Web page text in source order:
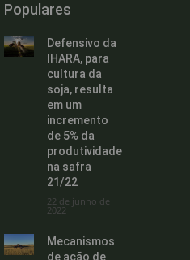
Populares
Defensivo da
IHARA, para
cultura da
soja, resulta
em um
incremento
de 5% da
produtividade
na safra
21/22
22 de junho de
2022
Mecanismos
de ação de